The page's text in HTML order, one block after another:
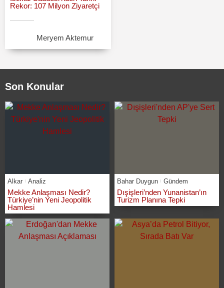
Rekor: 107 Milyon Ziyaretçi
Meryem Aktemur
Son Konular
Alkar Analiz
Mekke Anlaşması Nedir?
Türkiye’nin Yeni Jeopolitik
Hamlesi
Bahar Duygun Gündem
Dışişleri’nden Yunanistan’ın
Turizm Planına Tepki